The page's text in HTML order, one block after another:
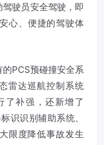
驶员安全驾驶，即
心、便捷的驾驶体
PCS预碰撞安全系
雷达巡航控制系统
了补强，还新增了
识识别辅助系统、
限度降低事故发生